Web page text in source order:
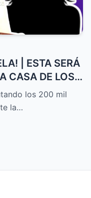
| ESTA SERÁ
CASA DE LOS
los 200 mil
la…